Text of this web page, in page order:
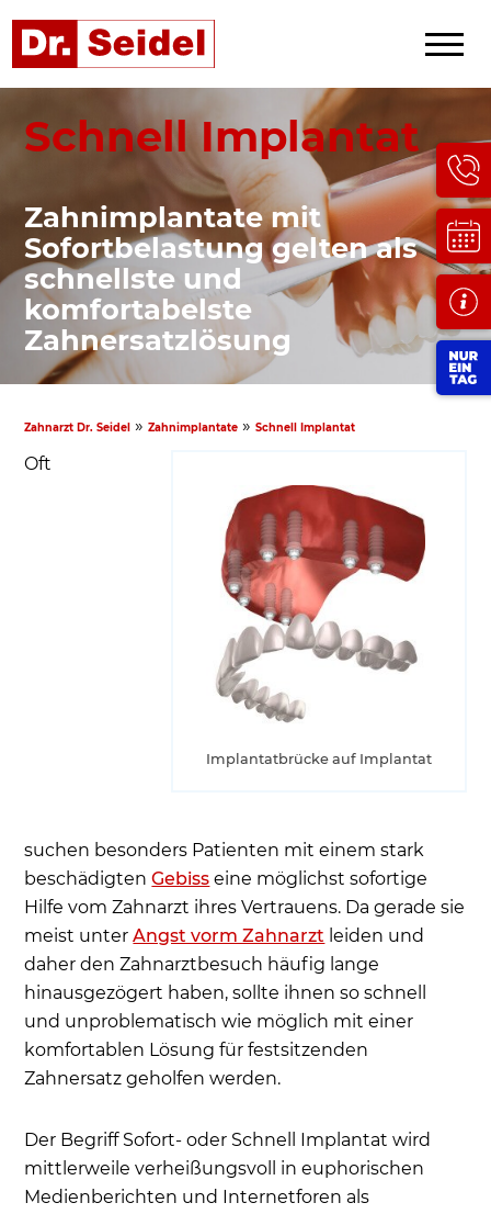
Zahnarzt Dr. Seidel »Zahnimplantate »Schnell Implantat
Schnell Implantat
Zahnimplantate mit
Sofortbelastung gelten als
schnellste und
komfortabelste
Zahnersatzlösung
Implantatbrücke auf Implantat
Oft
suchen besonders Patienten mit einem stark
beschädigtenGebiss eine möglichst sofortige
Hilfe vom Zahnarzt ihres Vertrauens. Da gerade sie
meist unterAngst vorm Zahnarzt leiden und
daher den Zahnarztbesuch häufig lange
hinausgezögert haben, sollte ihnen so schnell
und unproblematisch wie möglich mit einer
komfortablen Lösung für festsitzenden
Zahnersatz geholfen werden.
Der Begriff Sofort- oder Schnell Implantat wird
mittlerweile verheißungsvoll in euphorischen
Medienberichten und Internetforen als